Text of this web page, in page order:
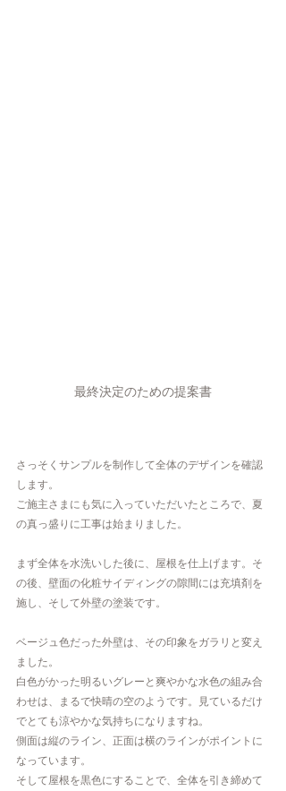
最終決定のための提案書
さっそくサンプルを制作して全体のデザインを確認
します。
ご施主さまにも気に入っていただいたところで、夏
の真っ盛りに工事は始まりました。
まず全体を水洗いした後に、屋根を仕上げます。そ
の後、壁面の化粧サイディングの隙間には充填剤を
施し、そして外壁の塗装です。
ベージュ色だった外壁は、その印象をガラリと変え
ました。
白色がかった明るいグレーと爽やかな水色の組み合
わせは、まるで快晴の空のようです。見ているだけ
でとても涼やかな気持ちになりますね。
側面は縦のライン、正面は横のラインがポイントに
なっています。
そして屋根を黒色にすることで、全体を引き締めて